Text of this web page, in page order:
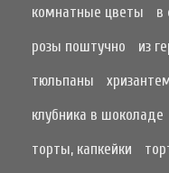
комнатные цветы
в
розы поштучно
из
тюльпаны
клубника в шоколаде
торты, капкейки